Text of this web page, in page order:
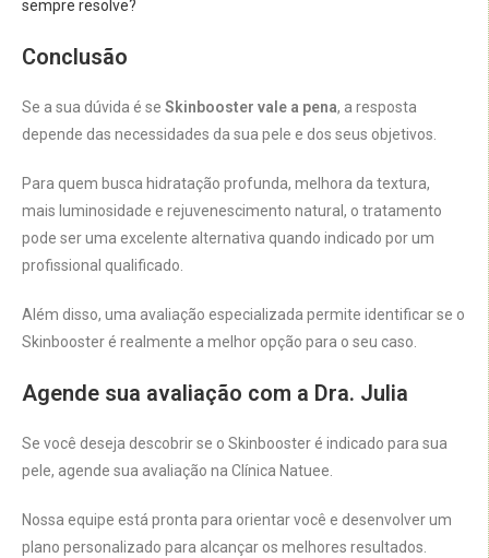
sempre resolve?
Conclusão
Se a sua dúvida é se Skinbooster vale a pena, a resposta
depende das necessidades da sua pele e dos seus objetivos.
Para quem busca hidratação profunda, melhora da textura,
mais luminosidade e rejuvenescimento natural, o tratamento
pode ser uma excelente alternativa quando indicado por um
profissional qualificado.
Além disso, uma avaliação especializada permite identificar se o
Skinbooster é realmente a melhor opção para o seu caso.
Agende sua avaliação com a Dra. Julia
Se você deseja descobrir se o Skinbooster é indicado para sua
pele, agende sua avaliação na Clínica Natuee.
Nossa equipe está pronta para orientar você e desenvolver um
plano personalizado para alcançar os melhores resultados.